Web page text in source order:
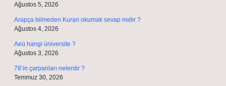
Ağustos 5, 2026
Arapça bilmeden Kuran okumak sevap mıdır ?
Ağustos 4, 2026
Aeü hangi üniversite ?
Ağustos 3, 2026
78’in çarpanları nelerdir ?
Temmuz 30, 2026